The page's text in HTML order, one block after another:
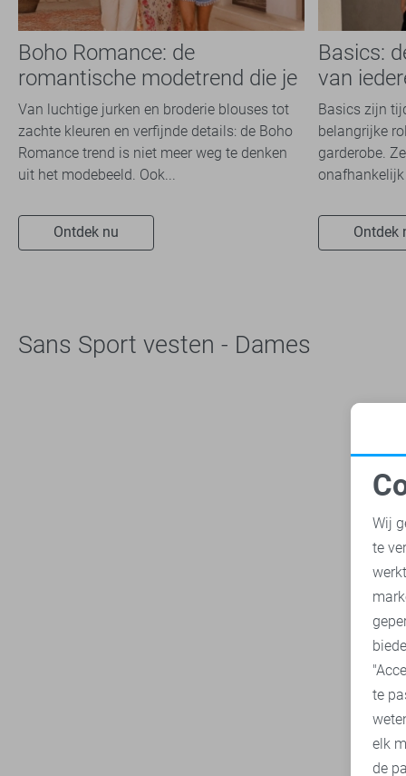
Boho Romance: de
romantische modetrend die je
dit seizoen overal ziet
Van luchtige jurken en broderie blouses tot
zachte kleuren en verfijnde details: de Boho
Romance trend is niet meer weg te denken
uit het modebeeld. Ook...
Ontdek nu
Basics:
van
Basics zijn
belangrijke
garderobe.
onafhankelijk
Ontdek
Sans Sport vesten - Dames
Wij
te
te
elk
de